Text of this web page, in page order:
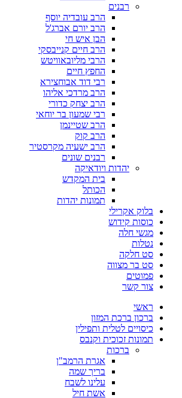
רבנים
הרב עובדיה יוסף
הרב יורם אברג'ל
הבן איש חי
הרב חיים קנייבסקי
הרבי מליובאוויטש
החפץ חיים
רבי דוד אבוחצירא
הרב מרדכי אליהו
הרב יצחק כדורי
רבי שמעון בר יוחאי
הרב שטיינמן
הרב קוק
הרב ישעיה מקרסטיר
רבנים שונים
יהדות ויודאיקה
בית המקדש
הכותל
תמונות יהדות
בלוק אקרילי
כוסות קידוש
מגשי חלה
נטלות
סט חלקה
סט בר מצווה
פמוטים
צור קשר
ראשי
ברכון ברכת המזון
כיסויים לטלית ותפילין
תמונות זכוכית וקנבס
ברכות
אגרת הרמב"ן
בריך שמה
עלינו לשבח
אשת חיל